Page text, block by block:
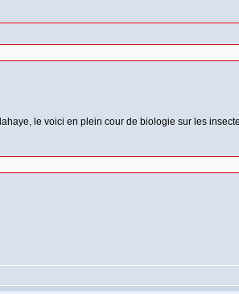
le voici en plein cour de biologie sur les